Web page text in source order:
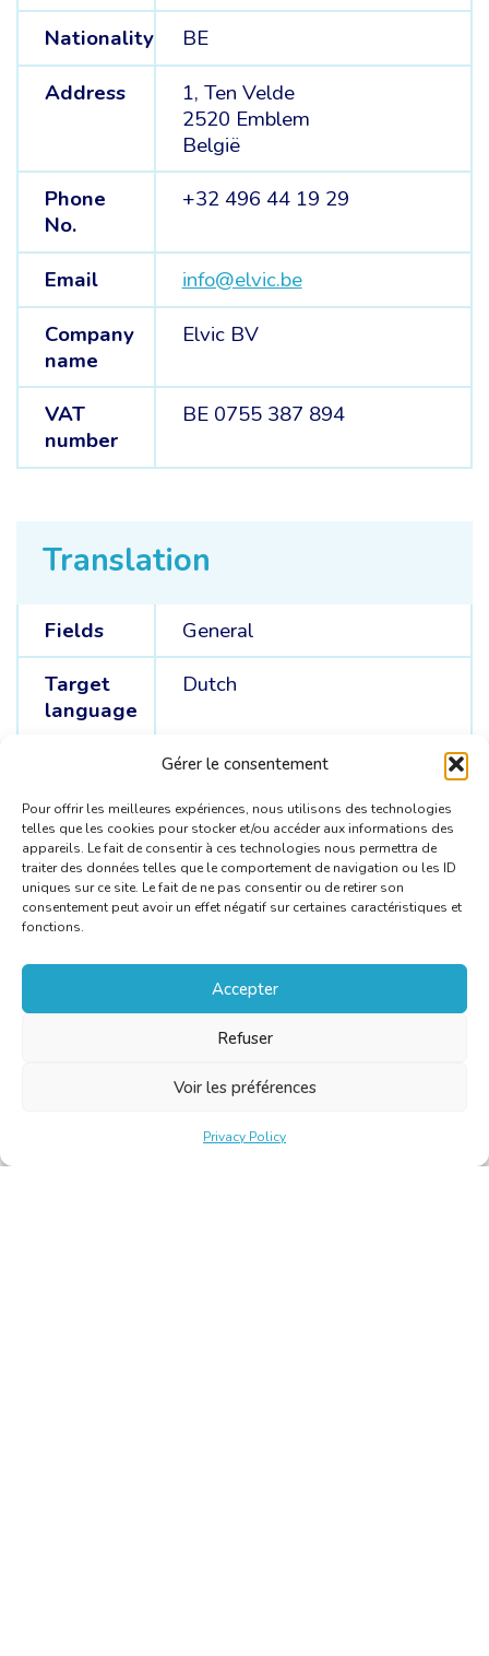
Gérer le consentement
Pour offrir les meilleures expériences, nous utilisons des technologies
telles que les cookies pour stocker et/ou accéder aux informations des
appareils. Le fait de consentir à ces technologies nous permettra de
traiter des données telles que le comportement de navigation ou les ID
uniques sur ce site. Le fait de ne pas consentir ou de retirer son
consentement peut avoir un effet négatif sur certaines caractéristiques et
fonctions.
Accepter
Refuser
Voir les préférences
Privacy Policy
Nationality
BE
Address
1, Ten Velde
2520 Emblem
België
Phone
No.
+32 496 44 19 29
Email
info@elvic.be
Company
name
Elvic BV
VAT
number
BE 0755 387 894
Translation
Fields
General
Target
language
Dutch
German /English /